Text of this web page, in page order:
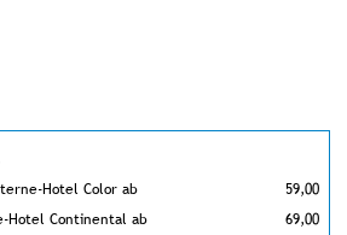
Hotel Color ab
59,00
Hotel Continental ab
69,00